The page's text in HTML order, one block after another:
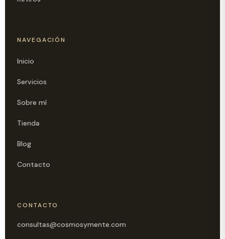
NAVEGACIÓN
Inicio
Servicios
Sobre mí
Tienda
Blog
Contacto
CONTACTO
consultas@cosmosymente.com